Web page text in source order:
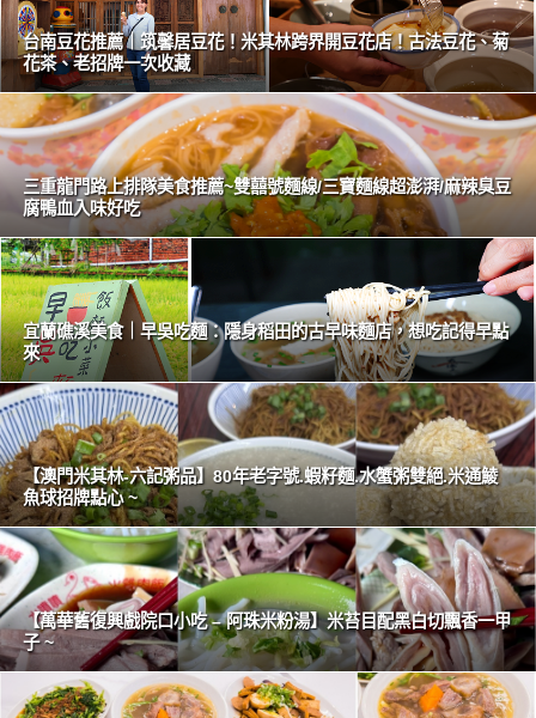
台南豆花推薦｜筑馨居豆花！米其林跨界開豆花店！古法豆花、菊
花茶、老招牌一次收藏
三重龍門路上排隊美食推薦~雙囍號麵線/三寶麵線超澎湃/麻辣臭豆
腐鴨血入味好吃
宜蘭礁溪美食｜早吳吃麵：隱身稻田的古早味麵店，想吃記得早點
來
【澳門米其林-六記粥品】80年老字號.蝦籽麵.水蟹粥雙絕.米通鯪
魚球招牌點心 ~
【萬華舊復興戲院口小吃 – 阿珠米粉湯】米苔目配黑白切飄香一甲
子 ~